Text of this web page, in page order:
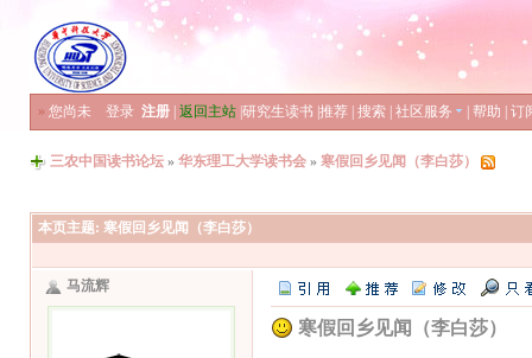
» 您尚未 登录 注册 返回主站 研究生读书 推荐 搜索 社区服务 帮助 订
三农中国读书论坛 » 华东理工大学读书会 » 寒假回乡见闻（李白莎）
本页主题: 寒假回乡见闻（李白莎）
马流辉
寒假回乡见闻（李白莎）